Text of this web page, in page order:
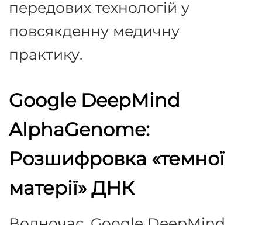
передових технологій у
повсякденну медичну
практику.
Google DeepMind
AlphaGenome:
Розшифровка «темної
матерії» ДНК